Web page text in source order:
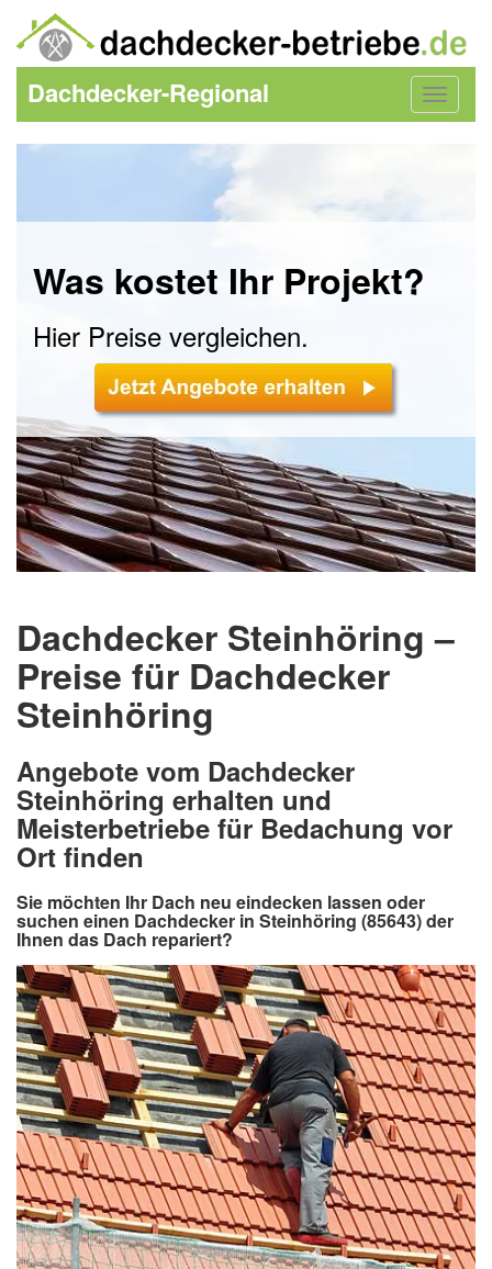
Toggle
Dachdecker-Regional
Was kostet Ihr Projekt?
Hier Preise vergleichen.
Dachdecker Steinhöring –
Preise für Dachdecker
Steinhöring
Angebote vom Dachdecker
Steinhöring erhalten und
Meisterbetriebe für Bedachung vor
Ort finden
Sie möchten Ihr Dach neu eindecken lassen oder
suchen einen Dachdecker in Steinhöring (85643) der
Ihnen das Dach repariert?